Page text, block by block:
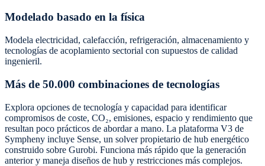
Modelado basado en la física
Modela electricidad, calefacción, refrigeración, almacenamiento y
tecnologías de acoplamiento sectorial con supuestos de calidad
ingenieril.
Más de 50.000 combinaciones de tecnologías
Explora opciones de tecnología y capacidad para identificar
compromisos de coste, CO₂, emisiones, espacio y rendimiento que
resultan poco prácticos de abordar a mano. La plataforma V3 de
Sympheny incluye Sense, un solver propietario de hub energético
construido sobre Gurobi. Funciona más rápido que la generación
anterior y maneja diseños de hub y restricciones más complejos.